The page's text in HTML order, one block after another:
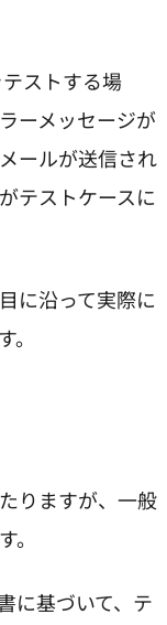
ストする場
ーメッセージが
ールが送信され
テストケースに
に沿って実際に
りますが、一般
。
に基づいて、テ